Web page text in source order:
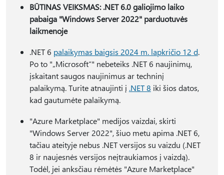
BŪTINAS VEIKSMAS: .NET 6.0 galiojimo laiko
pabaiga "Windows Server 2022" parduotuvės
laikmenoje
.NET 6 palaikymas baigsis 2024 m. lapkričio 12 d.
Po to "„Microsoft“" nebeteiks .NET 6 naujinimų,
įskaitant saugos naujinimus ar techninį
palaikymą. Turite atnaujinti į .NET 8 iki šios datos,
kad gautumėte palaikymą.
"Azure Marketplace" medijos vaizdai, skirti
"Windows Server 2022", šiuo metu apima .NET 6,
tačiau ateityje nebus .NET versijos su vaizdu (.NET
8 ir naujesnės versijos neįtraukiamos į vaizdą).
Todėl, jei anksčiau rėmėtės "Azure Marketplace"